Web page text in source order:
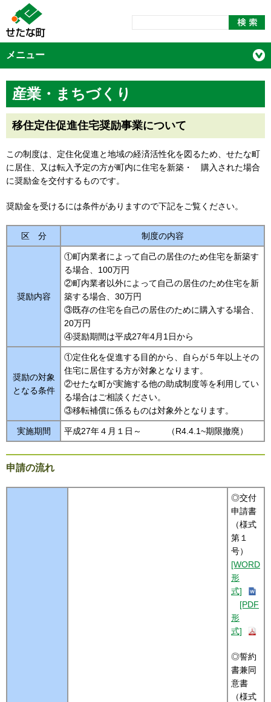
メニュー
産業・まちづくり
移住定住促進住宅奨励事業について
この制度は、定住化促進と地域の経済活性化を図るため、せたな町
に居住、又は転入予定の方が町内に住宅を新築・ 購入された場合
に奨励金を交付するものです。
奨励金を受けるには条件がありますので下記をご覧ください。
区 分 制度の内容
奨励内容
①町内業者によって自己の居住のため住宅を新築す
る場合、100万円
②町内業者以外によって自己の居住のため住宅を新
築する場合、30万円
③既存の住宅を自己の居住のために購入する場合、
20万円
④奨励期間は平成27年4月1日から
奨励の対象
となる条件
①定住化を促進する目的から、自らが５年以上その
住宅に居住する方が対象となります。
②せたな町が実施する他の助成制度等を利用してい
る場合はご相談ください。
③移転補償に係るものは対象外となります。
実施期間 平成27年４月１日～ （R4.4.1~期限撤廃）
申請の流れ
◎交付
申請書
（様式
第１
号）
[WORD
形
式]
[PDF
形
式]
◎誓約
書兼同
意書
（様式